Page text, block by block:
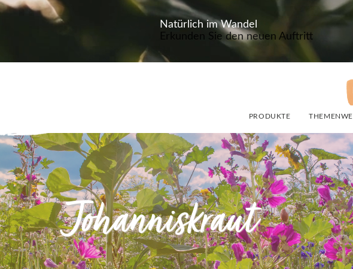
Natürlich im Wandel
Erkunden Sie den neuen Auftritt
PRODUKTE
Johanniskraut